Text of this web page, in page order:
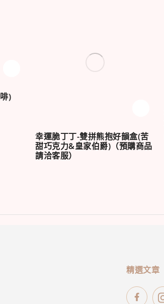
)
幸運脆丁丁-雙拼熊抱好韻盒(苦
甜巧克力&皇家伯爵)（預購商品
請洽客服）
精選文章